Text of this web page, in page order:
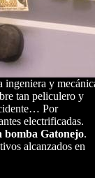
y
tan peliculero y
Por
electrificadas.
bomba Gatonejo.
alcanzados en